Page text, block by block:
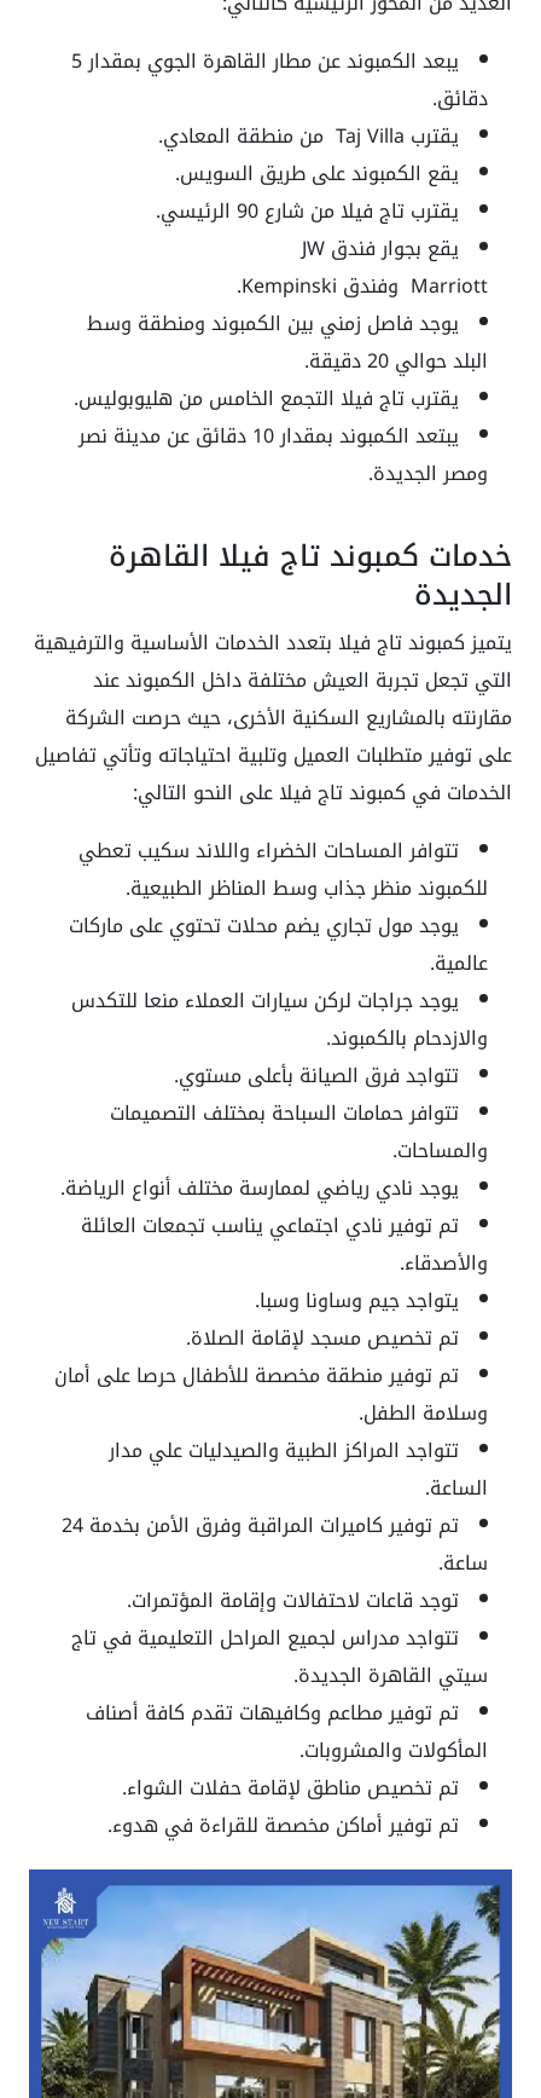
يبعد الكمبوند عن مطار القاهرة الجوي بمقدار 5
دقائق.
يقترب Taj Villa من منطقة المعادي.
يقع الكمبوند على طريق السويس.
يقترب تاج فيلا من شارع 90 الرئيسي.
يقع بجوار فندق JW
Marriott وفندق Kempinski.
يوجد فاصل زمني بين الكمبوند ومنطقة وسط
البلد حوالي 20 دقيقة.
يقترب تاج فيلا التجمع الخامس من هليوبوليس.
يبتعد الكمبوند بمقدار 10 دقائق عن مدينة نصر
ومصر الجديدة.
خدمات كمبوند تاج فيلا القاهرة
الجديدة
يتميز كمبوند تاج فيلا بتعدد الخدمات الأساسية والترفيهية
التي تجعل تجربة العيش مختلفة داخل الكمبوند عند
مقارنته بالمشاريع السكنية الأخرى، حيث حرصت الشركة
على توفير متطلبات العميل وتلبية احتياجاته وتأتي تفاصيل
الخدمات في كمبوند تاج فيلا على النحو التالي:
تتوافر المساحات الخضراء واللاند سكيب تعطي
للكمبوند منظر جذاب وسط المناظر الطبيعية.
يوجد مول تجاري يضم محلات تحتوي على ماركات
عالمية.
يوجد جراجات لركن سيارات العملاء منعا للتكدس
والازدحام بالكمبوند.
تتواجد فرق الصيانة بأعلى مستوي.
تتوافر حمامات السباحة بمختلف التصميمات
والمساحات.
يوجد نادي رياضي لممارسة مختلف أنواع الرياضة.
تم توفير نادي اجتماعي يناسب تجمعات العائلة
والأصدقاء.
يتواجد جيم وساونا وسبا.
تم تخصيص مسجد لإقامة الصلاة.
تم توفير منطقة مخصصة للأطفال حرصا على أمان
وسلامة الطفل.
تتواجد المراكز الطبية والصيدليات علي مدار
الساعة.
تم توفير كاميرات المراقبة وفرق الأمن بخدمة 24
ساعة.
توجد قاعات لاحتفالات وإقامة المؤتمرات.
تتواجد مدراس لجميع المراحل التعليمية في تاج
سيتي القاهرة الجديدة.
تم توفير مطاعم وكافيهات تقدم كافة أصناف
المأكولات والمشروبات.
تم تخصيص مناطق لإقامة حفلات الشواء.
تم توفير أماكن مخصصة للقراءة في هدوء.